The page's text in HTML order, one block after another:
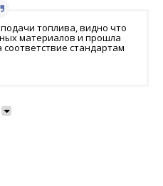
топлива, видно что
материалов и прошла
стандартам